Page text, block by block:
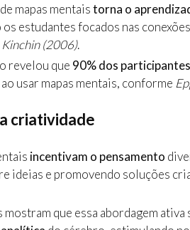
mapas mentaistorna o
os estudantes focados nas
Kinchin (2006).
revelou que 90% dos
usar mapas mentais, conforme
criatividade
incentivam o pensamento
ideias e promovendo soluções
mostram que essa abordagem